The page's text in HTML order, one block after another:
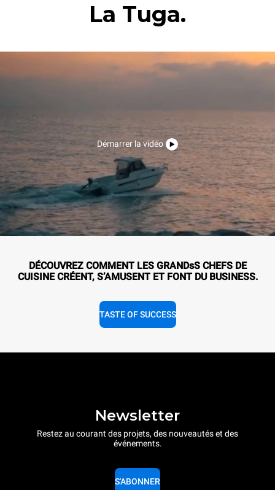
La Tuga.
Démarrer la vidéo
DÉCOUVREZ COMMENT LES GRANDsS CHEFS DE
CUISINE CRÉENT, S’AMUSENT ET FONT DU BUSINESS.
TASTE OF SUCCESS
Newsletter
Restez au courant des projets, des nouveautés et des
événements.
S'ABONNER